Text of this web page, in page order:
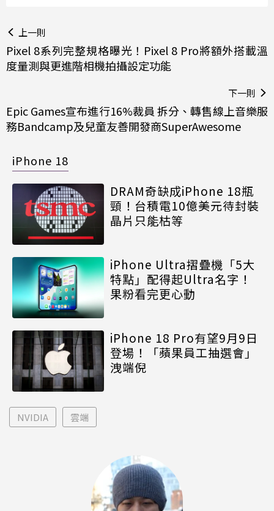
上一則
Pixel 8系列完整規格曝光！Pixel 8 Pro將額外搭載溫
度量測與更進階相機拍攝設定功能
下一則
Epic Games宣布進行16%裁員 拆分、轉售線上音樂服
務Bandcamp及兒童友善開發商SuperAwesome
iPhone 18
DRAM奇缺成iPhone 18瓶
頸！台積電10億美元待封裝
晶片只能枯等
iPhone Ultra摺疊機「5大
特點」配得起Ultra名字！
果粉看完更心動
iPhone 18 Pro有望9月9日
登場！「蘋果員工抽選會」
洩端倪
NVIDIA 雲端